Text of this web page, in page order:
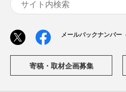
メールバックナンバー
寄稿・取材企画募集